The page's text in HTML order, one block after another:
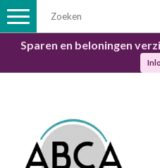
Sparen en beloningen
Toggle
navigation